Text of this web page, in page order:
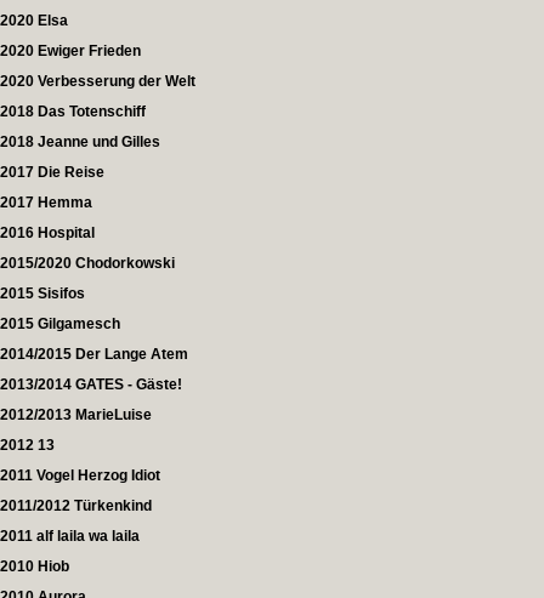
2020 Elsa
2020 Ewiger Frieden
2020 Verbesserung der Welt
2018 Das Totenschiff
2018 Jeanne und Gilles
2017 Die Reise
2017 Hemma
2016 Hospital
2015/2020 Chodorkowski
2015 Sisifos
2015 Gilgamesch
2014/2015 Der Lange Atem
2013/2014 GATES - Gäste!
2012/2013 MarieLuise
2012 13
2011 Vogel Herzog Idiot
2011/2012 Türkenkind
2011 alf laila wa laila
2010 Hiob